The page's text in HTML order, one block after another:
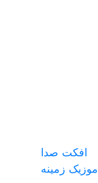
افکت صدا
موزیک زمینه